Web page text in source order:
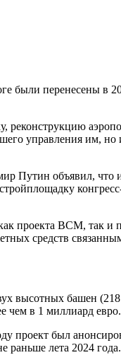
были перенесены в
реконструкцию
управления им,
Путин объявил, что
проекта ВСМ, так и
средств
высотных башен
чем в 1 миллиард евро.
проект был
лета 2024